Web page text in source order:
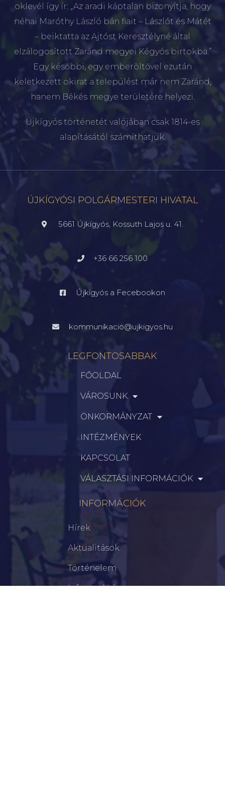
oklevél így ír: „Az aradi káptalan bizonyítja, hogy
néhai Maróthy László bán fiait – Lászlót és Mátét
– beiktatta az Ajtóst Keresztélyné által
elzálogosított Zaránd megyei Kégyós birtokba.”
Egy későbbi, egy emberöltővel ezután
keletkezett okirat a települést már nem Zaránd,
hanem Békés megye területére helyezi.
Újkígyós történetét valójában csak 1814-es
alapításától számíthatjuk.
ÚJKÍGYÓSI POLGÁRMESTERI HIVATAL
5661 Újkígyós, Kossuth Lajos u. 41.
+36 66 256 100
Újkígyós a Fecebookon
kommunikacio@ujkigyos.hu
LEGFONTOSABBAK
FŐOLDAL
VÁROSUNK
ÖNKORMÁNYZAT
INTÉZMÉNYEK
KAPCSOLAT
VÁLASZTÁSI INFORMÁCIÓK
INFORMÁCIÓK
Hírek
Aktualitások
Történelem
Infrastruktúra